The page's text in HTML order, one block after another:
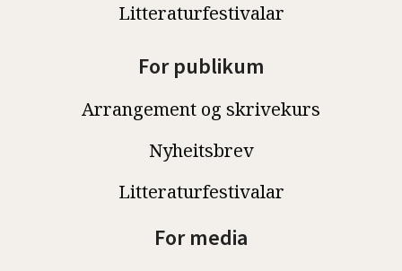
Litteraturfestivalar
For publikum
Arrangement og skrivekurs
Nyheitsbrev
Litteraturfestivalar
For media